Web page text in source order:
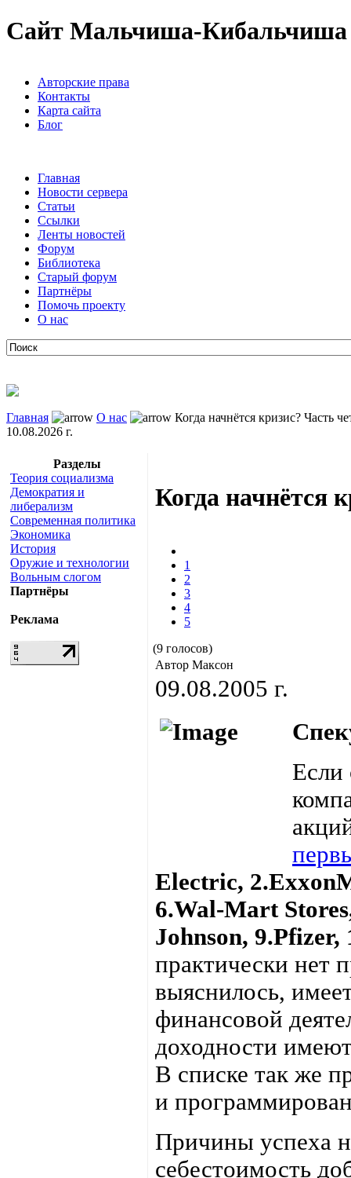
Сайт Мальчиша-Кибальчиша
Авторские права
Контакты
Карта сайта
Блог
Главная
Новости сервера
Статьи
Ссылки
Ленты новостей
Форум
Библиотека
Старый форум
Партнёры
Помочь проекту
О нас
Главная О нас
Когда начнётся кризис? Часть
10.08.2026 г.
Разделы
Теория социализма
Демократия и
либерализм
Современная политика
Экономика
История
Оружие и технологии
Вольным слогом
Партнёры
Реклама
Когда начнётся
1
2
3
4
5
(9 голосов)
Автор Максон
09.08.2005 г.
Если
Electric,
6.Wal-Mart
Johnson,
практически нет
выяснилось,
финансовой
доходности
В списке так же
и
Причины успеха
себестоимость